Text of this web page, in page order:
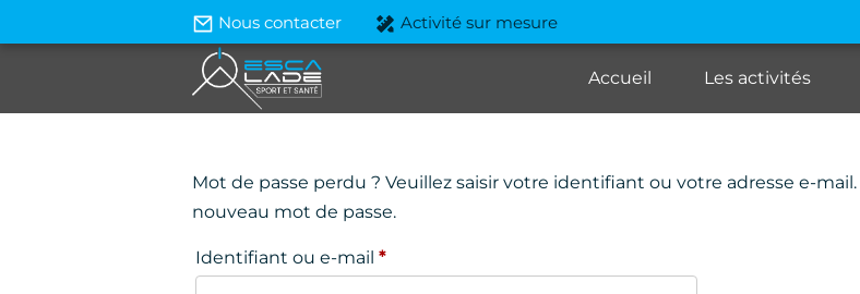
Nous contacter Activité sur mesure
Accueil Les activités
Mot de passe perdu ? Veuillez saisir votre identifiant ou votre adresse e-
nouveau mot de passe.
Identifiant ou e-mail *Obligatoire